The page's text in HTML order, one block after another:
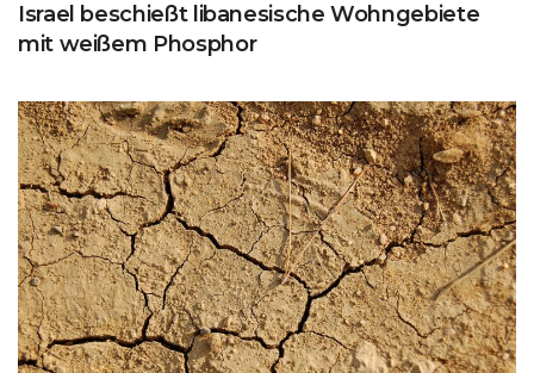
Israel beschießt libanesische Wohngebiete
mit weißem Phosphor